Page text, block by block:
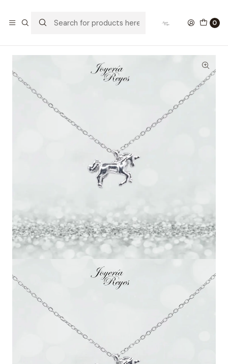
0
Cadena de Plata Rodinada Fabricación Italiana 925 modelo
12997FNSWSH1